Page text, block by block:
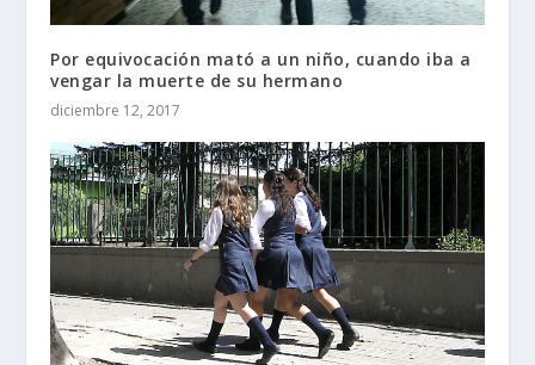
Por equivocación mató a un niño, cuando iba a
vengar la muerte de su hermano
diciembre 12, 2017